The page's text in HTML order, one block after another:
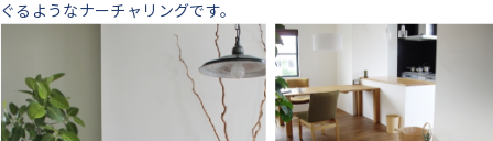
ぐるようなナーチャリングです。